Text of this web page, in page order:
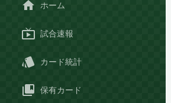
ホーム
試合速報
カード統計
保有カード